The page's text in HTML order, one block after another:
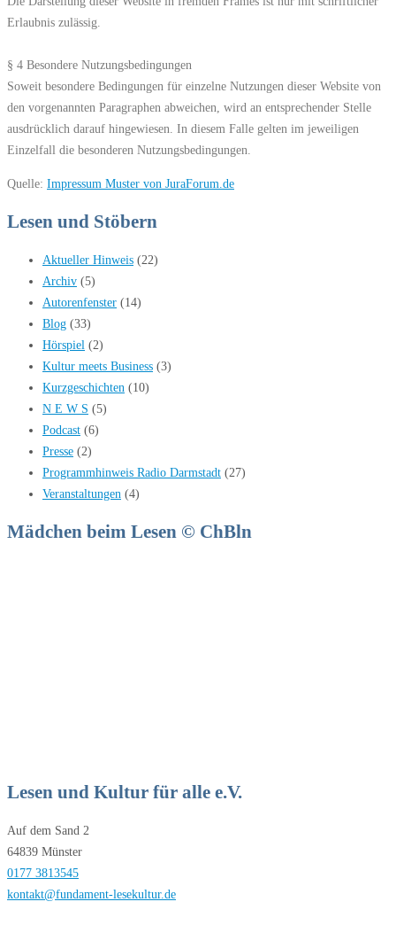
Erlaubnis zulässig.
§ 4 Besondere Nutzungsbedingungen
Soweit besondere Bedingungen für einzelne Nutzungen dieser Website von
den vorgenannten Paragraphen abweichen, wird an entsprechender Stelle
ausdrücklich darauf hingewiesen. In diesem Falle gelten im jeweiligen
Einzelfall die besonderen Nutzungsbedingungen.
Quelle: Impressum Muster von JuraForum.de
Lesen und Stöbern
Aktueller Hinweis (22)
Archiv (5)
Autorenfenster (14)
Blog (33)
Hörspiel (2)
Kultur meets Business (3)
Kurzgeschichten (10)
N E W S (5)
Podcast (6)
Presse (2)
Programmhinweis Radio Darmstadt (27)
Veranstaltungen (4)
Mädchen beim Lesen © ChBln
Lesen und Kultur für alle e.V.
Auf dem Sand 2
64839 Münster
0177 3813545
kontakt@fundament-lesekultur.de